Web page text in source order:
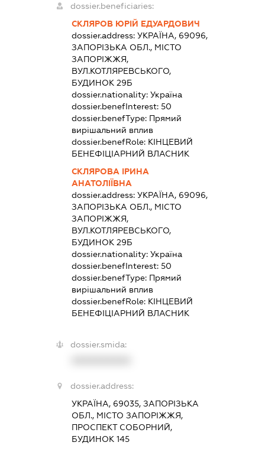
dossier.beneficiaries:
СКЛЯРОВ ЮРІЙ ЕДУАРДОВИЧ
dossier.address: УКРАЇНА, 69096,
ЗАПОРІЗЬКА ОБЛ., МІСТО
ЗАПОРІЖЖЯ,
ВУЛ.КОТЛЯРЕВСЬКОГО,
БУДИНОК 29Б
dossier.nationality: Україна
dossier.benefInterest: 50
dossier.benefType: Прямий
вирішальний вплив
dossier.benefRole: КІНЦЕВИЙ
БЕНЕФІЦІАРНИЙ ВЛАСНИК
СКЛЯРОВА ІРИНА
АНАТОЛІЇВНА
dossier.address: УКРАЇНА, 69096,
ЗАПОРІЗЬКА ОБЛ., МІСТО
ЗАПОРІЖЖЯ,
ВУЛ.КОТЛЯРЕВСЬКОГО,
БУДИНОК 29Б
dossier.nationality: Україна
dossier.benefInterest: 50
dossier.benefType: Прямий
вирішальний вплив
dossier.benefRole: КІНЦЕВИЙ
БЕНЕФІЦІАРНИЙ ВЛАСНИК
dossier.smida:
dossier.address:
УКРАЇНА, 69035, ЗАПОРІЗЬКА
ОБЛ., МІСТО ЗАПОРІЖЖЯ,
ПРОСПЕКТ СОБОРНИЙ,
БУДИНОК 145